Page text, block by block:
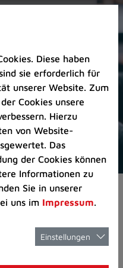
Neue Kategorie
Diese haben
sie erforderlich für
unserer Website. Zum
Cookies unsere
Hierzu
von Website-
Das
der Cookies können
Informationen zu
Sie in unserer
uns im Impressum.
Einstellungen